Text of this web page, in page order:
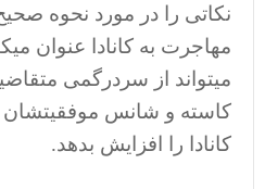
نکاتی را در مورد نحوه
مهاجرت به کانادا عنوان
میتواند از سردرگمی
کاسته و شانس موفقیتشان
کانادا را افزایش بدهد.